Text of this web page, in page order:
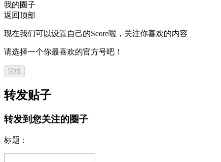
我的圈子
返回顶部
现在我们可以设置自己的Score啦，关注你喜欢的内容
请选择一个你最喜欢的官方号吧！
完成
转发贴子
转发到您关注的圈子
标题：